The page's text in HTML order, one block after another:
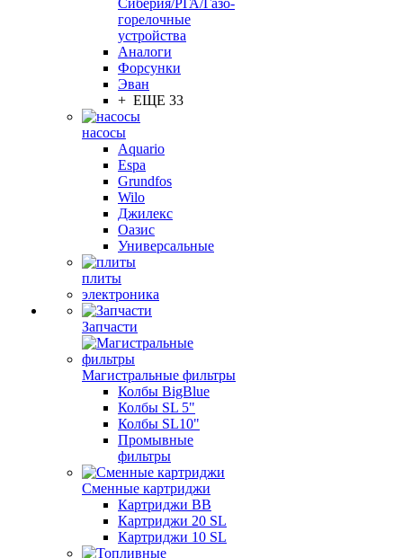
Сиберия/РГА/Газо-
горелочные
устройства
Aналоги
Форсунки
Эван
+ ЕЩЕ 33
насосы
Aquario
Espa
Grundfos
Wilo
Джилекс
Оазис
Универсальные
плиты
электроника
Запчасти
Магистральные фильтры
Колбы BigBlue
Колбы SL 5"
Колбы SL10"
Промывные
фильтры
Сменные картриджи
Картриджи BB
Картриджи 20 SL
Картриджи 10 SL